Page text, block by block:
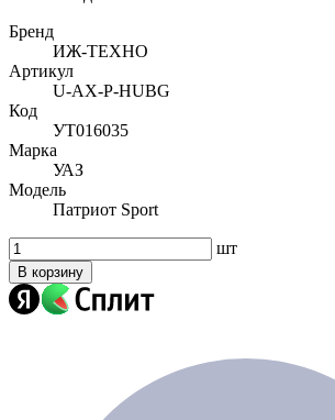
Бренд
ИЖ-ТЕХНО
Артикул
U-AX-P-HUBG
Код
УТ016035
Марка
УАЗ
Модель
Патриот Sport
шт
В корзину